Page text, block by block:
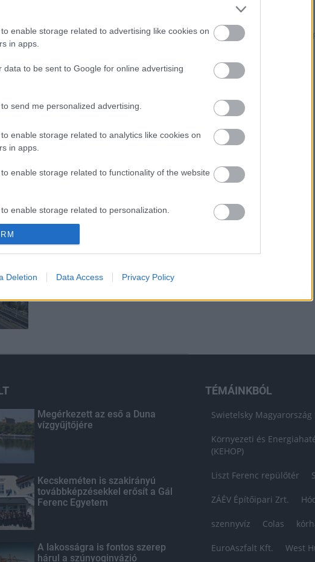
enable storage related to advertising like cookies on
in apps.
data to be sent to Google for online advertising
send me personalized advertising.
enable storage related to analytics like cookies on
in apps.
enable storage related to functionality of the website
enable storage related to personalization.
enable storage related to security, including
and fraud prevention, and other user protection.
Deletion Data Access Privacy Policy
Új gyalogosátkelők és jelzőlámpás
Másfélszeresére bővítik
Hódmezővásárhely jó hírű
Látványos építési szakasz indult
Megérkezett az eső a Duna
vízgyűjtőjére
Kecskeméten is szakirányú
továbbképzésekkel erősít a Gál
Ferenc Egyetem
A lakosságra is fontos szerep
hárul a szúnyoginvázió
TÉMÁINKBÓL
Swietelsky Magyarország
Környezeti és
(KEHOP)
Liszt Ferenc repülőtér
ZÁÉV Építőipari Zrt.
szennyvíz Colas
EuroAszfalt Kft. West